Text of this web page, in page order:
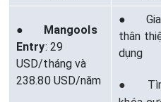
● Mangools
Entry: 29
USD/tháng và
238.80 USD/năm
●
thân
dụng
●